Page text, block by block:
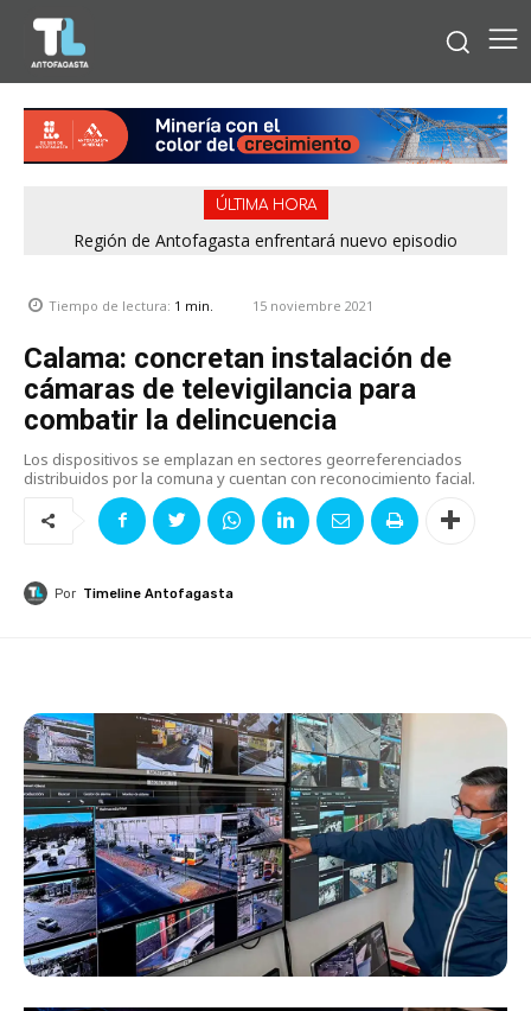
ÚLTIMA HORA
Región de Antofagasta enfrentará nuevo episodio
Tiempo de lectura: 1 min. 15 noviembre 2021
Calama: concretan instalación de
cámaras de televigilancia para
combatir la delincuencia
Los dispositivos se emplazan en sectores georreferenciados
distribuidos por la comuna y cuentan con reconocimiento facial.
Por Timeline Antofagasta